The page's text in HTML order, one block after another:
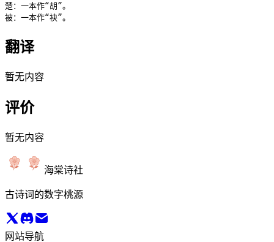
楚：一本作“胡”。
被：一本作“袂”。
翻译
暂无内容
评价
暂无内容
海棠诗社
古诗词的数字桃源
网站导航